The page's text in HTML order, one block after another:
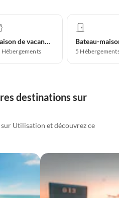
Maison de vacances
Hébergements
Bateau-
5
destinations sur
Utilisation et découvrez ce